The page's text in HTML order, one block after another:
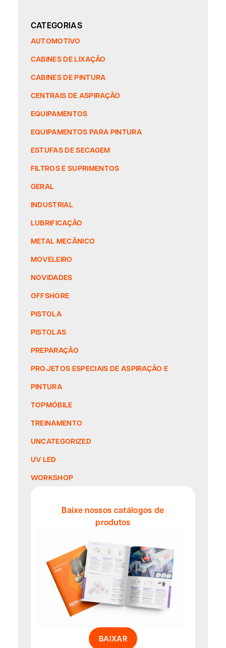
CATEGORIAS
AUTOMOTIVO
CABINES DE LIXAÇÃO
CABINES DE PINTURA
CENTRAIS DE ASPIRAÇÃO
EQUIPAMENTOS
EQUIPAMENTOS PARA PINTURA
ESTUFAS DE SECAGEM
FILTROS E SUPRIMENTOS
GERAL
INDUSTRIAL
LUBRIFICAÇÃO
METAL MECÂNICO
MOVELEIRO
NOVIDADES
OFFSHORE
PISTOLA
PISTOLAS
PREPARAÇÃO
PROJETOS ESPECIAIS DE ASPIRAÇÃO E
PINTURA
TOPMÓBILE
TREINAMENTO
UNCATEGORIZED
UV LED
WORKSHOP
Baixe nossos catálogos de
produtos
BAIXAR